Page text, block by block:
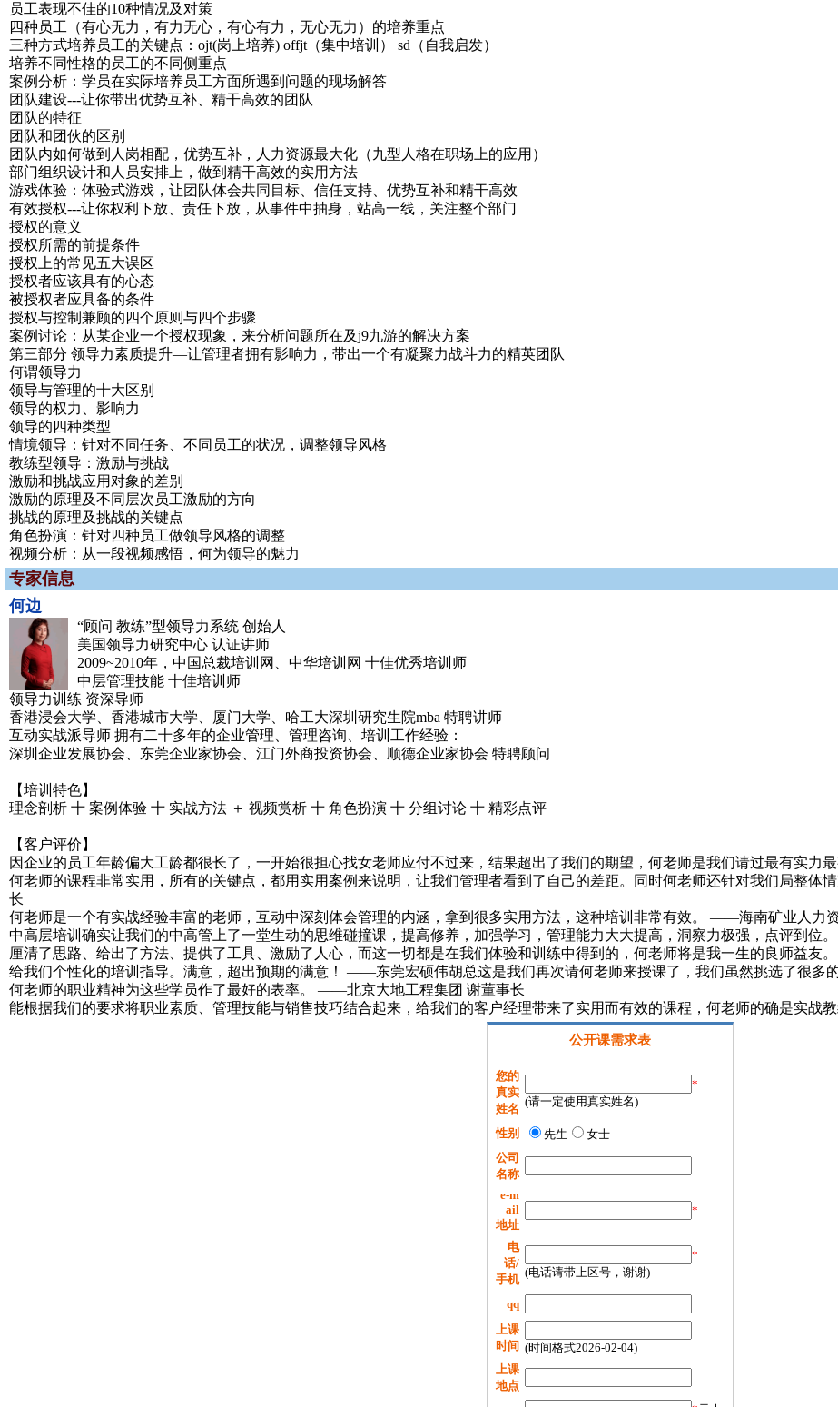
员工表现不佳的10种情况及对策
四种员工（有心无力，有力无心，有心有力，无心无力）的培养重点
三种方式培养员工的关键点：ojt(岗上培养) offjt（集中培训） sd（自我启发）
培养不同性格的员工的不同侧重点
案例分析：学员在实际培养员工方面所遇到问题的现场解答
团队建设---让你带出优势互补、精干高效的团队
团队的特征
团队和团伙的区别
团队内如何做到人岗相配，优势互补，人力资源最大化（九型人格在职场上的应用）
部门组织设计和人员安排上，做到精干高效的实用方法
游戏体验：体验式游戏，让团队体会共同目标、信任支持、优势互补和精干高效
有效授权---让你权利下放、责任下放，从事件中抽身，站高一线，关注整个部门
授权的意义
授权所需的前提条件
授权上的常见五大误区
授权者应该具有的心态
被授权者应具备的条件
授权与控制兼顾的四个原则与四个步骤
案例讨论：从某企业一个授权现象，来分析问题所在及j9九游的解决方案
第三部分 领导力素质提升—让管理者拥有影响力，带出一个有凝聚力战斗力的精英团队
何谓领导力
领导与管理的十大区别
领导的权力、影响力
领导的四种类型
情境领导：针对不同任务、不同员工的状况，调整领导风格
教练型领导：激励与挑战
激励和挑战应用对象的差别
激励的原理及不同层次员工激励的方向
挑战的原理及挑战的关键点
角色扮演：针对四种员工做领导风格的调整
视频分析：从一段视频感悟，何为领导的魅力
专家信息
何边
“顾问 教练”型领导力系统 创始人
美国领导力研究中心 认证讲师
2009~2010年，中国总裁培训网、中华培训网 十佳优秀培训师
中层管理技能 十佳培训师
领导力训练 资深导师
香港浸会大学、香港城市大学、厦门大学、哈工大深圳研究生院mba 特聘讲师
互动实战派导师 拥有二十多年的企业管理、管理咨询、培训工作经验：
深圳企业发展协会、东莞企业家协会、江门外商投资协会、顺德企业家协会 特聘顾问
【培训特色】
理念剖析 十 案例体验 十 实战方法 ＋ 视频赏析 十 角色扮演 十 分组讨论 十 精彩点评
【客户评价】
因企业的员工年龄偏大工龄都很长了，一开始很担心找女老师应付不过来，结果超出了我们的期望，何老师是我们请过最有实
何老师的课程非常实用，所有的关键点，都用实用案例来说明，让我们管理者看到了自己的差距。同时何老师还针对我们局整
长
何老师是一个有实战经验丰富的老师，互动中深刻体会管理的内涵，拿到很多实用方法，这种培训非常有效。 ——海南矿业人力
中高层培训确实让我们的中高管上了一堂生动的思维碰撞课，提高修养，加强学习，管理能力大大提高，洞察力极强，点评到位
厘清了思路、给出了方法、提供了工具、激励了人心，而这一切都是在我们体验和训练中得到的，何老师将是我一生的良师益
给我们个性化的培训指导。满意，超出预期的满意！ ——东莞宏硕伟胡总这是我们再次请何老师来授课了，我们虽然挑选了很多
何老师的职业精神为这些学员作了最好的表率。 ——北京大地工程集团 谢董事长
能根据我们的要求将职业素质、管理技能与销售技巧结合起来，给我们的客户经理带来了实用而有效的课程，何老师的确是实
公开课需求表
您的
真实
姓名
*
(请一定使用真实姓名)
性别 先生
女士
公司
名称
e-m
ail
地址
*
电
话/
手机
*
(电话请带上区号，谢谢)
qq
上课
时间 (时间格式2026-02-04)
上课
地点